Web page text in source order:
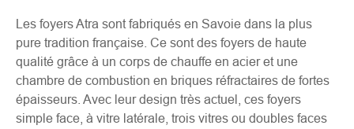
Les foyers Atra sont fabriqués en Savoie dans la plus
pure tradition française. Ce sont des foyers de haute
qualité grâce à un corps de chauffe en acier et une
chambre de combustion en briques réfractaires de fortes
épaisseurs. Avec leur design très actuel, ces foyers
simple face, à vitre latérale, trois vitres ou doubles faces